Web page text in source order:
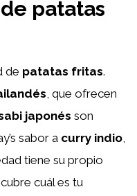
patatas
de patatas fritas.
, que ofrecen
japonés son
sabor a curry indio
tiene su propio
cuál es tu